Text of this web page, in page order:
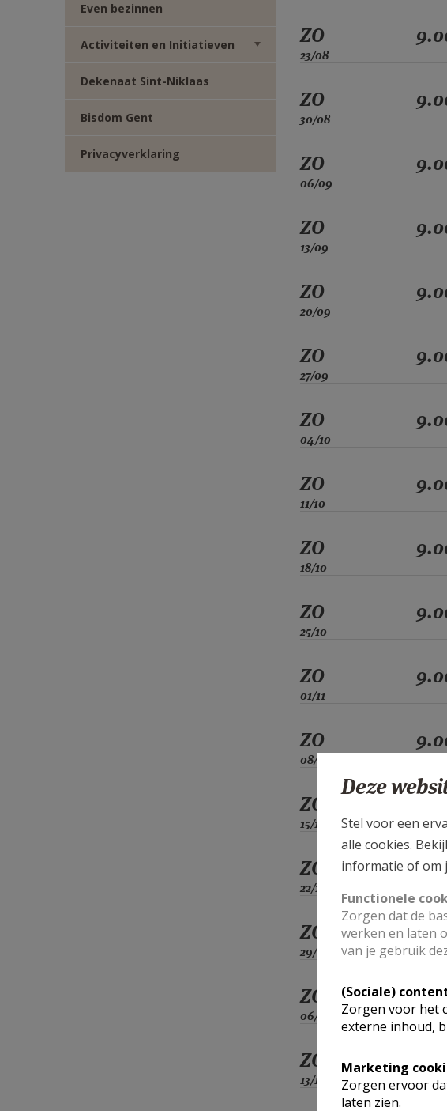
Even bezinnen
Activiteiten en Initiatieven
Dekenaat Sint-Niklaas
Bisdom Gent
Privacyverklaring
ZO
23/08
ZO
30/08
ZO
06/09
ZO
13/09
ZO
20/09
ZO
27/09
ZO
04/10
ZO
11/10
ZO
18/10
ZO
25/10
ZO
01/11
ZO
08/11
ZO
15/11
ZO
22/11
ZO
29/11
ZO
06/12
ZO
13/12
Deze
Stel voor een
alle cookies.
informatie of om
Functionele
Zorgen dat de
werken en laten
van je gebruik
(Sociale)
Zorgen voor het
externe inhoud,
Marketing
Zorgen ervoor
laten zien.